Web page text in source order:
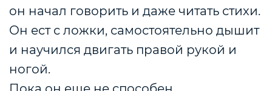
он начал говорить и даже читать стихи.
Он ест с ложки, самостоятельно дышит
и научился двигать правой рукой и
ногой.